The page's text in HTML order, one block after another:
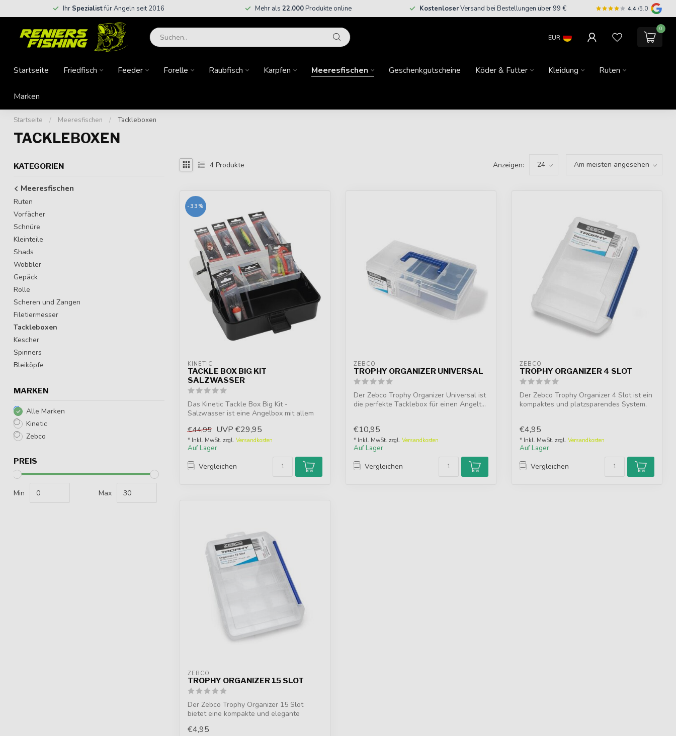
Ihr Spezialistfür Angeln seit 2016 Mehr als 22.000Produkte online KostenloserVersand bei Bestellungen über 99 € 4.4 /5.0
EUR
0
Startseite Friedfisch Feeder Forelle Raubfisch Karpfen Meeresfischen Geschenkgutscheine Köder & Futter Kleidung Ruten
Marken
Startseite / Meeresfischen / Tackleboxen
TACKLEBOXEN
KATEGORIEN
Meeresfischen
Ruten
Vorfächer
Schnüre
Kleinteile
Shads
Wobbler
Gepäck
Rolle
Scheren und Zangen
Filetiermesser
Tackleboxen
Kescher
Spinners
Bleiköpfe
MARKEN
Alle Marken
Kinetic
Zebco
PREIS
Min Max
4 Produkte Anzeigen:
-33%
KINETIC
TACKLE BOX BIG KIT
SALZWASSER
Das Kinetic Tackle Box Big Kit -
Salzwasser ist eine Angelbox mit allem
€44,95 UVP €29,95
* Inkl. MwSt. zzgl. Versandkosten
Auf Lager
Vergleichen
ZEBCO
TROPHY ORGANIZER UNIVERSAL
Der Zebco Trophy Organizer Universal ist
die perfekte Tacklebox für einen Angelt...
€10,95
* Inkl. MwSt. zzgl. Versandkosten
Auf Lager
Vergleichen
ZEBCO
TROPHY ORGANIZER 4 SLOT
Der Zebco Trophy Organizer 4 Slot ist ein
kompaktes und platzsparendes System,
€4,95
* Inkl. MwSt. zzgl. Versandkosten
Auf Lager
Vergleichen
ZEBCO
TROPHY ORGANIZER 15 SLOT
Der Zebco Trophy Organizer 15 Slot
bietet eine kompakte und elegante
€4,95